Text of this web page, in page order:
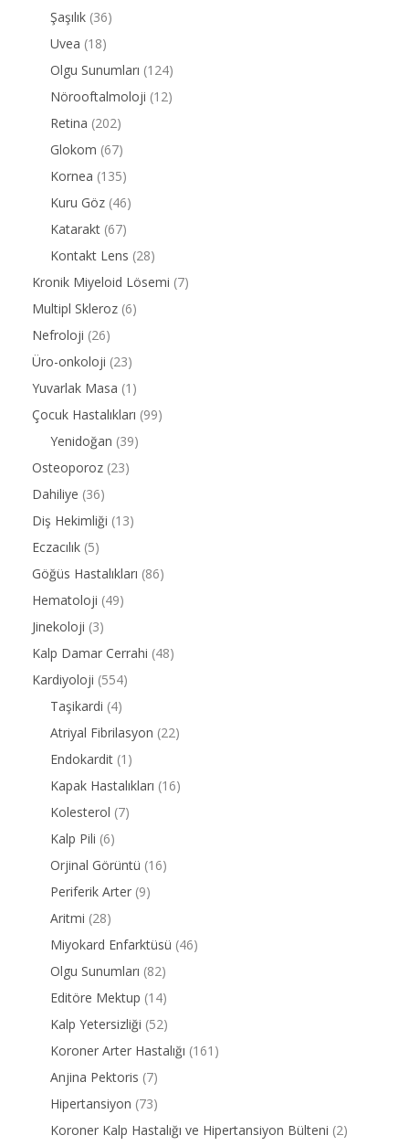
Şaşılık (36)
Uvea (18)
Olgu Sunumları (124)
Nörooftalmoloji (12)
Retina (202)
Glokom (67)
Kornea (135)
Kuru Göz (46)
Katarakt (67)
Kontakt Lens (28)
Kronik Miyeloid Lösemi (7)
Multipl Skleroz (6)
Nefroloji (26)
Üro-onkoloji (23)
Yuvarlak Masa (1)
Çocuk Hastalıkları (99)
Yenidoğan (39)
Osteoporoz (23)
Dahiliye (36)
Diş Hekimliği (13)
Eczacılık (5)
Göğüs Hastalıkları (86)
Hematoloji (49)
Jinekoloji (3)
Kalp Damar Cerrahi (48)
Kardiyoloji (554)
Taşikardi (4)
Atriyal Fibrilasyon (22)
Endokardit (1)
Kapak Hastalıkları (16)
Kolesterol (7)
Kalp Pili (6)
Orjinal Görüntü (16)
Periferik Arter (9)
Aritmi (28)
Miyokard Enfarktüsü (46)
Olgu Sunumları (82)
Editöre Mektup (14)
Kalp Yetersizliği (52)
Koroner Arter Hastalığı (161)
Anjina Pektoris (7)
Hipertansiyon (73)
Koroner Kalp Hastalığı ve Hipertansiyon Bülteni (2)